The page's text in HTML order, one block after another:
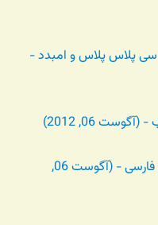
پلاس پلاس و امبدد -
06, 2012)
بررسی نیروهای پشت ویکیپدیای فارسی - (آگوست 06,